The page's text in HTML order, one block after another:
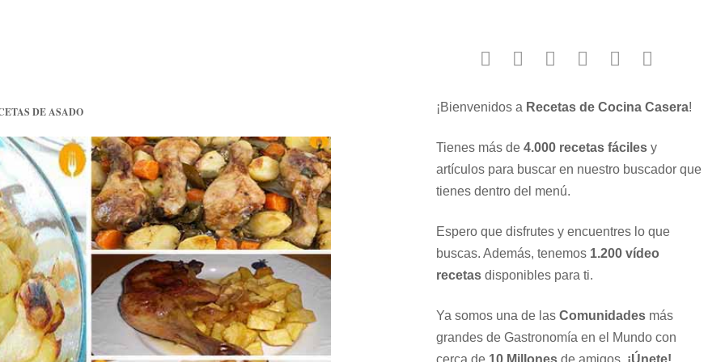
DE ASADO ¡Bienvenidos a Recetas de Cocina Casera!
Tienes más de 4.000 recetas fácilesy
artículos para buscar en nuestro buscador que
tienes dentro del menú.
Espero que disfrutes y encuentres lo que
buscas. Además, tenemos 1.200 vídeo
recetasdisponibles para ti.
Ya somos una de las Comunidadesmás
grandes de Gastronomía en el Mundo con
cerca de 10 Millonesde amigos. ¡Únete!